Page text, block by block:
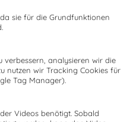
sie für die Grundfunktionen
verbessern, analysieren wir die
nutzen wir Tracking Cookies für
Tag Manager).
Videos benötigt. Sobald